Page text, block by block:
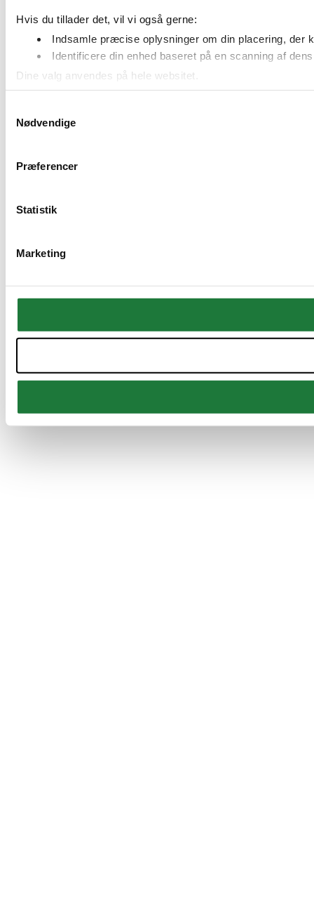
Hvis du tillader det, vil vi også gerne:
Indsamle præcise oplysninger om din placering, der
Identificere din enhed baseret på en scanning af
Dine valg anvendes på hele websitet.
Nødvendige
Præferencer
Statistik
Marketing